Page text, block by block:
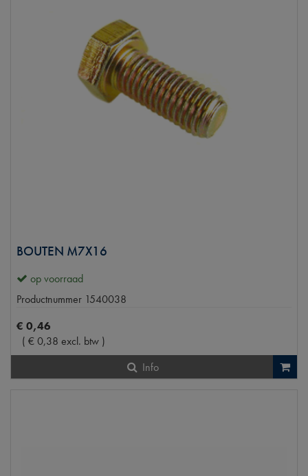
BOUTEN M7X16
op voorraad
Productnummer 1540038
€ 0,46
( €0,38 excl. btw )
Info